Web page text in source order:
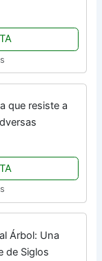
que resiste a
Árbol: Una
de Siglos